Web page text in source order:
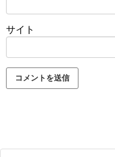
サイト